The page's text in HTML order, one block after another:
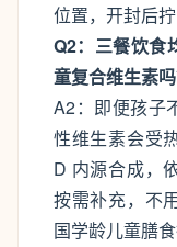
位置，开封后
Q2：三餐饮食
童复合维生素吗
A2：即便孩子
性维生素会受
D 内源合成，
按需补充，不
国学龄儿童膳